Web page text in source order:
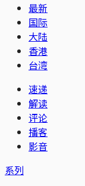
最新
国际
大陆
香港
台湾
速递
解读
评论
播客
影音
系列